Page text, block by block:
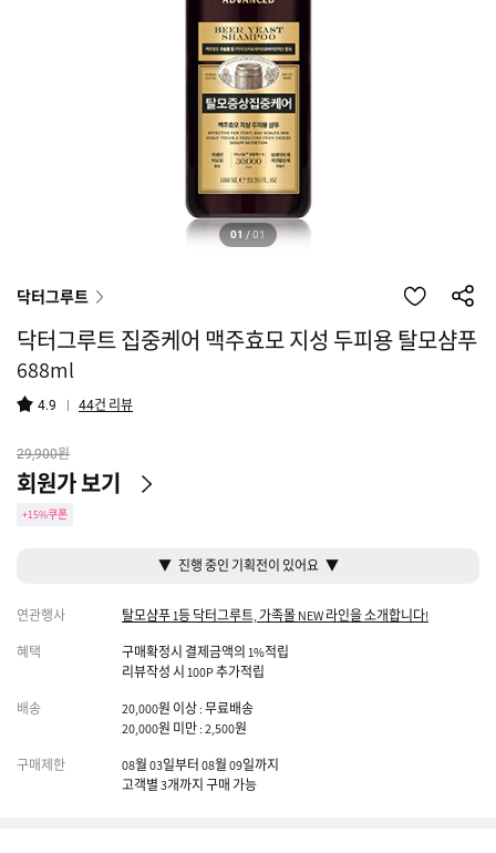
01/01
닥터그루트
닥터그루트 집중케어 맥주효모 지성 두피용 탈모샴푸
688ml
4.9 44건 리뷰
29,900원
회원가 보기
+15%쿠폰
▼ 진행 중인 기획전이 있어요 ▼
연관행사 탈모샴푸 1등 닥터그루트, 가족몰 NEW 라인을 소개합니다!
혜택
구매확정시 결제금액의 1%적립
리뷰작성 시 100P 추가적립
배송
20,000원 이상 : 무료배송
20,000원 미만 : 2,500원
구매제한
08월 03일부터 08월 09일까지
고객별 3개까지 구매 가능